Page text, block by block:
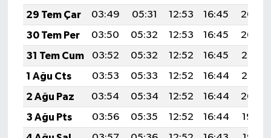
29 Tem Çar
03:49 05:31 12:53 16:45
20:04
30 Tem Per
03:50 05:32 12:53 16:45
20:04
31 Tem Cum
03:52 05:32 12:52 16:45
20:03
1 Ağu Cts
03:53 05:33 12:52 16:44
20:02
2 Ağu Paz
03:54 05:34 12:52 16:44
20:00
3 Ağu Pts
03:56 05:35 12:52 16:44
19:59